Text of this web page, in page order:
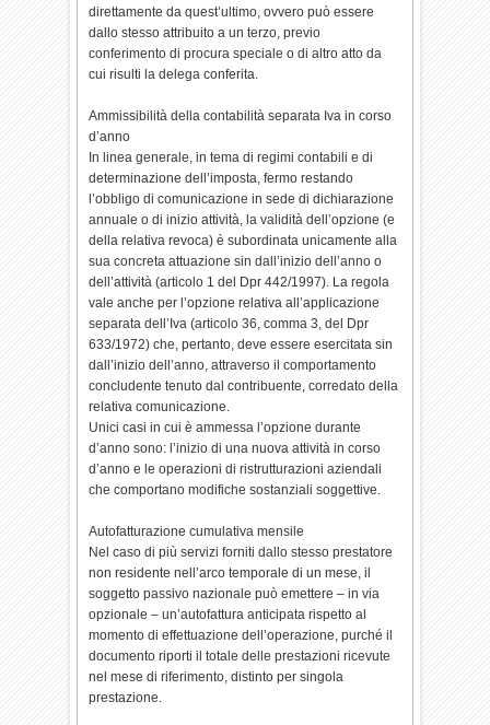
direttamente da quest’ultimo, ovvero può essere
dallo stesso attribuito a un terzo, previo
conferimento di procura speciale o di altro atto da
cui risulti la delega conferita.
Ammissibilità della contabilità separata Iva in corso
d’anno
In linea generale, in tema di regimi contabili e di
determinazione dell’imposta, fermo restando
l’obbligo di comunicazione in sede di dichiarazione
annuale o di inizio attività, la validità dell’opzione (e
della relativa revoca) è subordinata unicamente alla
sua concreta attuazione sin dall’inizio dell’anno o
dell’attività (articolo 1 del Dpr 442/1997). La regola
vale anche per l’opzione relativa all’applicazione
separata dell’Iva (articolo 36, comma 3, del Dpr
633/1972) che, pertanto, deve essere esercitata sin
dall’inizio dell’anno, attraverso il comportamento
concludente tenuto dal contribuente, corredato della
relativa comunicazione.
Unici casi in cui è ammessa l’opzione durante
d’anno sono: l’inizio di una nuova attività in corso
d’anno e le operazioni di ristrutturazioni aziendali
che comportano modifiche sostanziali soggettive.
Autofatturazione cumulativa mensile
Nel caso di più servizi forniti dallo stesso prestatore
non residente nell’arco temporale di un mese, il
soggetto passivo nazionale può emettere – in via
opzionale – un’autofattura anticipata rispetto al
momento di effettuazione dell’operazione, purché il
documento riporti il totale delle prestazioni ricevute
nel mese di riferimento, distinto per singola
prestazione.